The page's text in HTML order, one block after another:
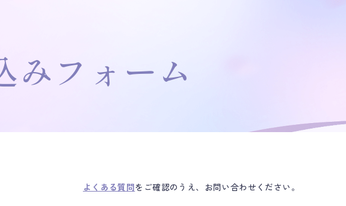
みフォーム
よくある質問をご確認のうえ、お問い合わせください。